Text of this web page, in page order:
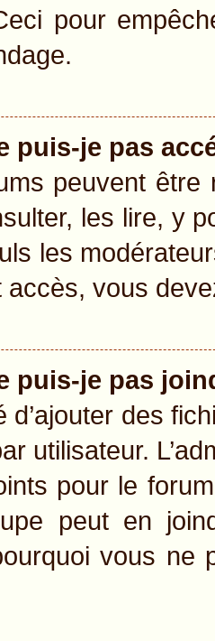
pour
puis-je pas
peuvent
les lire, y
les
accès, vous
puis-je pas
d’ajouter des
utilisateur.
pour le
peut en
vous ne